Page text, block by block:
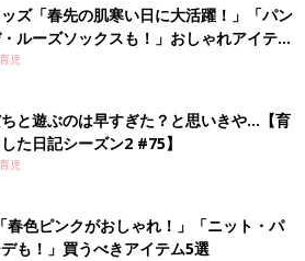
ズ「春先の肌寒い日に大活躍！」「パン
ルーズソックスも！」おしゃれアイテム
児
と遊ぶのは早すぎた？と思いきや…【育
児なめてました日記シーズン2 #75】
児
春色ピンクがおしゃれ！」「ニット・パ
も！」買うべきアイテム5選